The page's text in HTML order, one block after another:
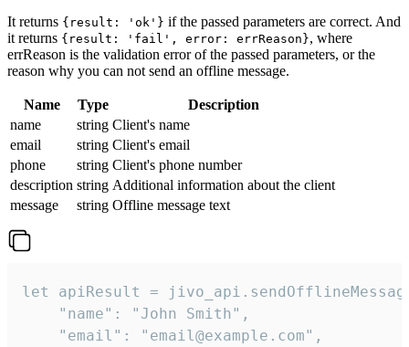
It returns {result: 'ok'} if the passed parameters are correct. And
it returns {result: 'fail', error: errReason}, where
errReason is the validation error of the passed parameters, or the
reason why you can not send an offline message.
Name Type
Description
name
string Client's name
email
string Client's email
phone
string Client's phone number
description string Additional information about the client
message
string Offline message text
let apiResult =
    "name": "John Smith",
    "email": "email@example.com",